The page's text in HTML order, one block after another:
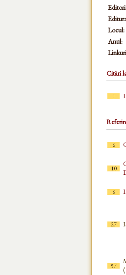
Locul:
Anul:
Citări
1
6
10
6
27
57